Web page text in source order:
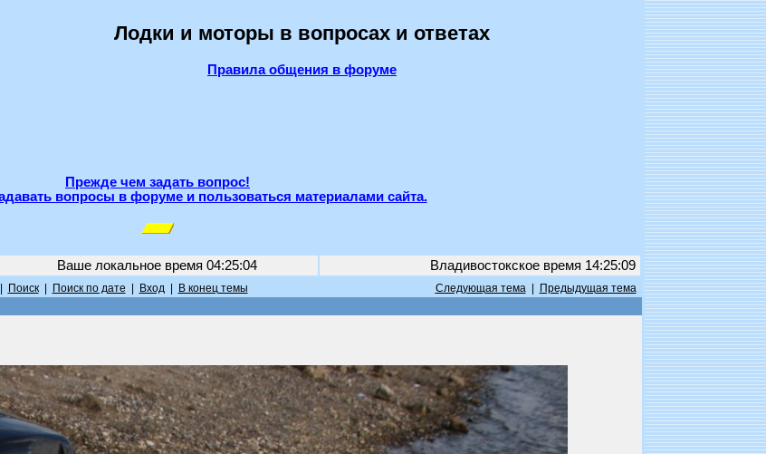
Лодки и моторы в вопросах и ответах
Правила общения в форуме
Прежде чем задать вопрос!
вопросы в форуме и пользоваться материалами сайта.
Ваше локальное время 04:25:04 Владивостокское время 14:25:09
Поиск| Поиск по дате Вход| В конец темы Следующая тема|
Предыдущая тема